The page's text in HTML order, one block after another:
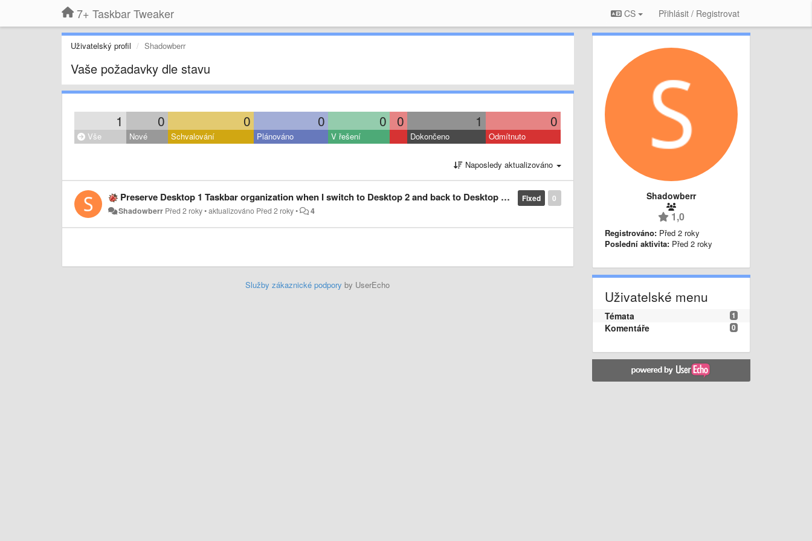
7+ Taskbar Tweaker CS Přihlásit / Registrovat
Uživatelský profil Shadowberr
Vaše požadavky dle stavu
1 0 0 0 0 0 1 0
Vše Nové Schvalování Plánováno V řešení Dokončeno Odmítnuto
Naposledy aktualizováno
0
Fixed
Preserve Desktop 1 Taskbar organization when I switch to Desktop 2 and back to Desktop 1. Right now it gets jumbled.
Shadowberr Před 2 roky•aktualizováno Před 2 roky• 4
Služby zákaznické podpory by UserEcho
Shadowberr
1,0
Registrováno: Před 2 roky
Poslední aktivita: Před 2 roky
Uživatelské menu
1
Témata
0
Komentáře